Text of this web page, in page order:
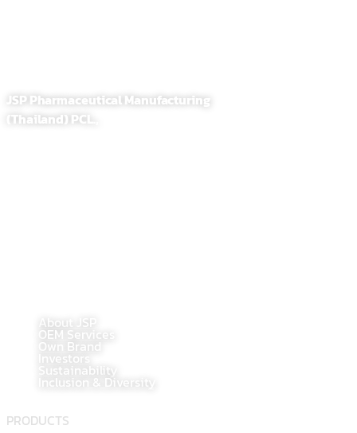
JSP Pharmaceutical Manufacturing
(Thailand) PCL.,
About JSP
OEM Services
Own Brand
Investors
Sustainability
Inclusion & Diversity
PRODUCTS